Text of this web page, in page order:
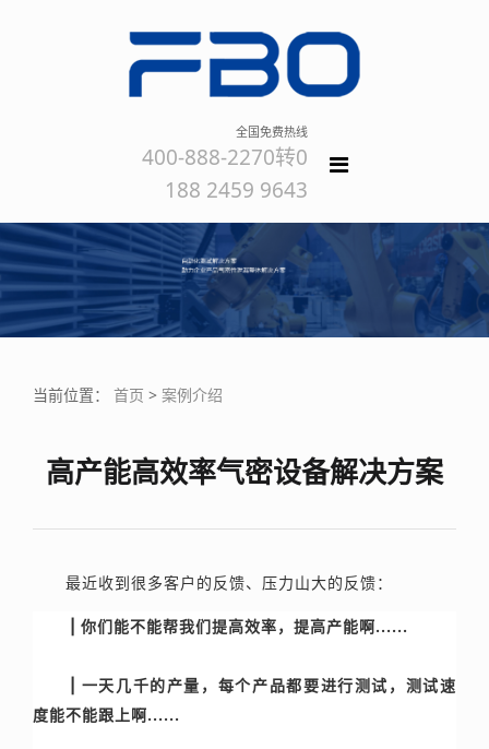
全国免费热线
400-888-2270转0
188 2459 9643
当前位置： 首页 > 案例介绍
高产能高效率气密设备解决方案
最近收到很多客户的反馈、压力山大的反馈：
| 你们能不能帮我们提高效率，提高产能啊......
| 一天几千的产量，每个产品都要进行测试，测试速
度能不能跟上啊......